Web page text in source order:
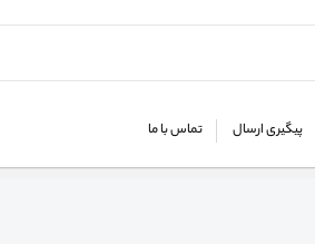
پیگیری ارسال تماس با ما